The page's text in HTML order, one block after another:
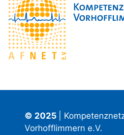
© 2025
|
Vorhofflimmern e.V.